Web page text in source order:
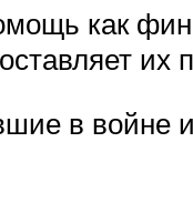
как
их
в войне